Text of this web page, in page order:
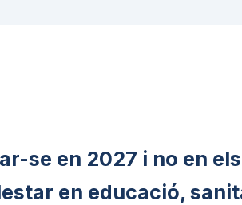
se en 2027 i no en els
en educació,